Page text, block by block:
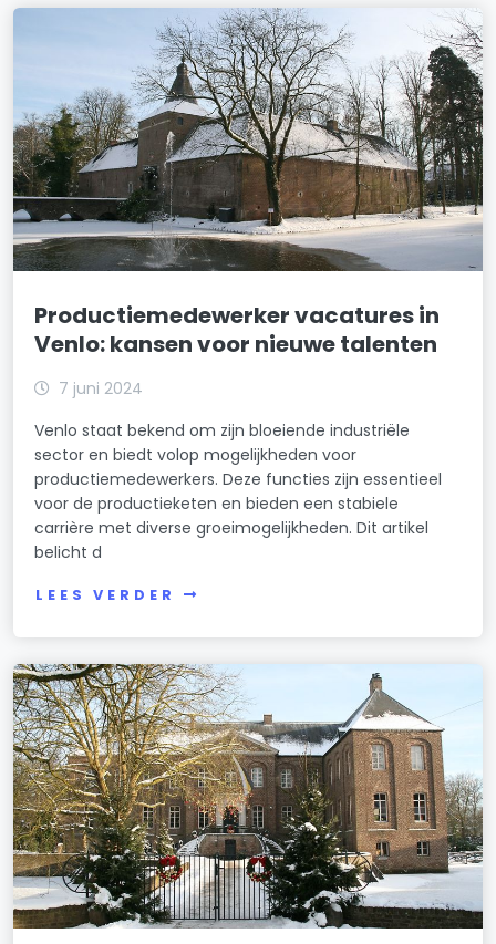
Productiemedewerker vacatures in
Venlo: kansen voor nieuwe talenten
7 juni 2024
Venlo staat bekend om zijn bloeiende industriële
sector en biedt volop mogelijkheden voor
productiemedewerkers. Deze functies zijn essentieel
voor de productieketen en bieden een stabiele
carrière met diverse groeimogelijkheden. Dit artikel
belicht d
LEES VERDER